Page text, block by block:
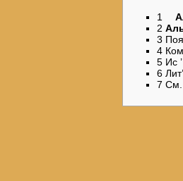
1
2
3
4
5 Ис
6
7 См.